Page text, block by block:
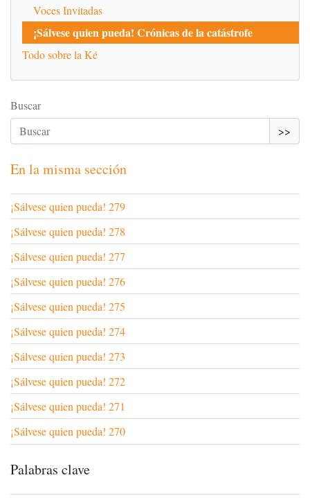
Voces Invitadas
¡Sálvese quien pueda! Crónicas de la catástrofe
Todo sobre la Ké
Buscar
>>
En la misma sección
¡Sálvese quien pueda! 279
¡Sálvese quien pueda! 278
¡Sálvese quien pueda! 277
¡Sálvese quien pueda! 276
¡Sálvese quien pueda! 275
¡Sálvese quien pueda! 274
¡Sálvese quien pueda! 273
¡Sálvese quien pueda! 272
¡Sálvese quien pueda! 271
¡Sálvese quien pueda! 270
Palabras clave